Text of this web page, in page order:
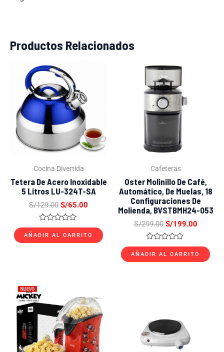
Productos Relacionados
Cocina Divertida
Tetera De Acero Inoxidable
5 Litros LU-324T-SA
S/129.00
precio
original
era:
S/129.00.
S/65.00
Valorado
con
0
AÑADIR AL CARRITO
Cafeteras
Oster Molinillo De Café,
Automático, De Muelas, 18
Configuraciones De
Molienda, BVSTBMH24-053
S/299.00
El
precio
original
era:
S/299.00.
S/199.00
Valorado
con
0
AÑADIR AL CARRITO
precio
original
era:
S/99.00.
precio
actual
es:
S/69.00.
era:
S/229.00.